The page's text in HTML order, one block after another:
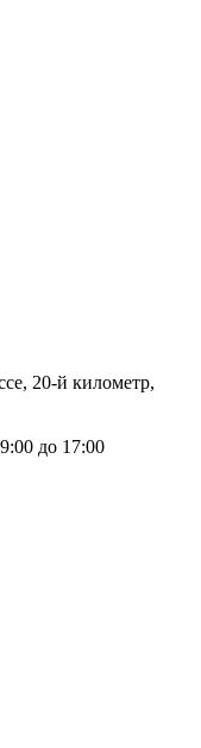
20-й километр,
до 17:00